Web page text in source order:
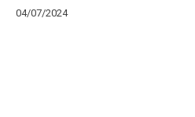
04/07/2024